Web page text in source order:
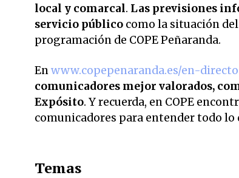
local y comarcal. Las previsiones
servicio público como la situación
programación de COPE Peñaranda.
Enwww.copepenaranda.es/en-directo
comunicadores mejor valorados,
Expósito. Y recuerda, en COPE
comunicadores para entender todo lo
Temas